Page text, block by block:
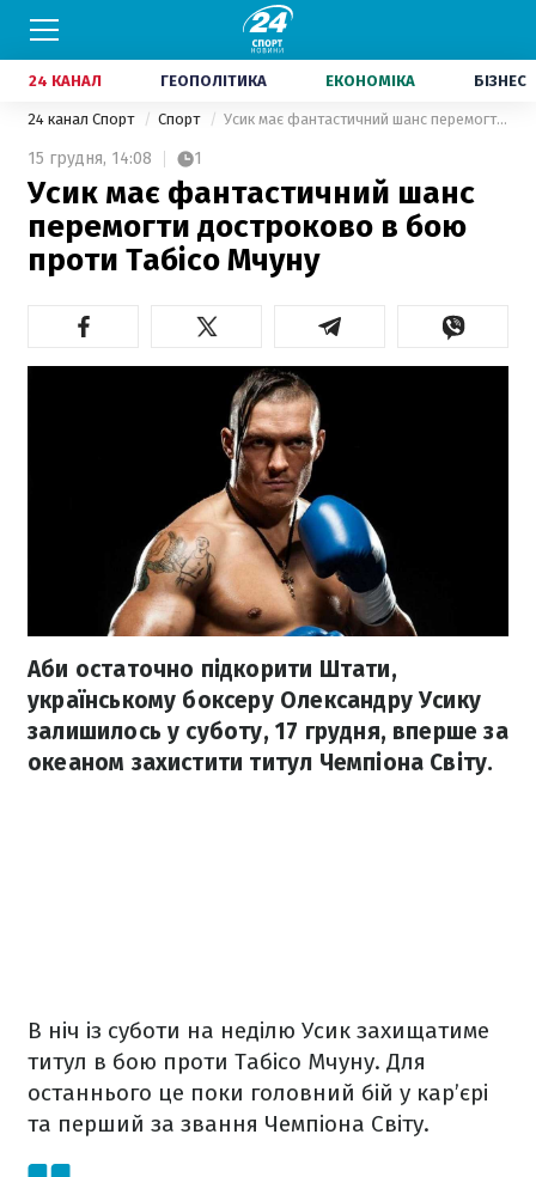
24 КАНАЛ ГЕОПОЛІТИКА ЕКОНОМІКА БІЗНЕС
24 канал Спорт Спорт Усик має фантастичний шанс перемогти достроково в бою проти Табісо Мчуну
15 грудня, 14:08 1
Усик має фантастичний шанс
перемогти достроково в бою
проти Табісо Мчуну
Аби остаточно підкорити Штати,
українському боксеру Олександру Усику
залишилось у суботу, 17 грудня, вперше за
океаном захистити титул Чемпіона Світу.
В ніч із суботи на неділю Усик захищатиме
титул в бою проти Табісо Мчуну. Для
останнього це поки головний бій у кар’єрі
та перший за звання Чемпіона Світу.